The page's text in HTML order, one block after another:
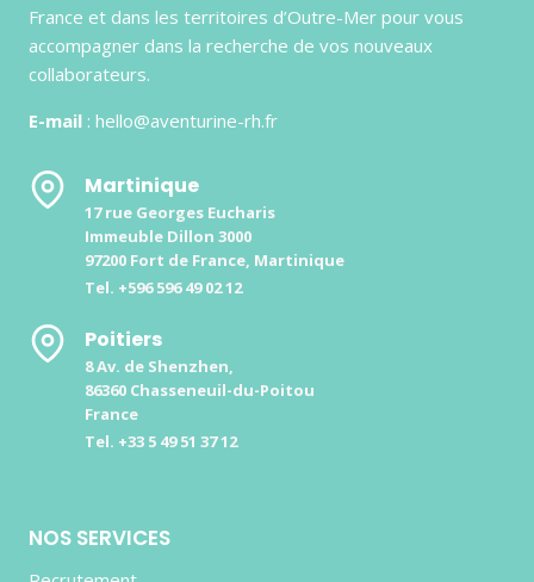
France et dans les territoires d’Outre-Mer pour vous
accompagner dans la recherche de vos nouveaux
collaborateurs.
E-mail : hello@aventurine-rh.fr
Martinique
17 rue Georges Eucharis
Immeuble Dillon 3000
97200 Fort de France, Martinique
Tel. +596 596 49 02 12
Poitiers
8 Av. de Shenzhen,
86360 Chasseneuil-du-Poitou
France
Tel. +33 5 49 51 37 12
NOS SERVICES